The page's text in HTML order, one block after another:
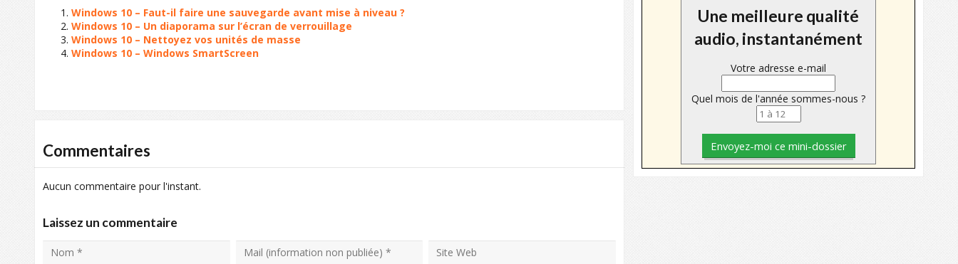
Windows 10 – Faut-il faire une sauvegarde avant mise à niveau ?
Windows 10 – Un diaporama sur l’écran de verrouillage
Windows 10 – Nettoyez vos unités de masse
Windows 10 – Windows SmartScreen
Commentaires
Aucun commentaire pour l'instant.
Laissez un commentaire
Une meilleure qualité
audio, instantanément
Votre adresse e-mail
Quel mois de l'année sommes-nous ?